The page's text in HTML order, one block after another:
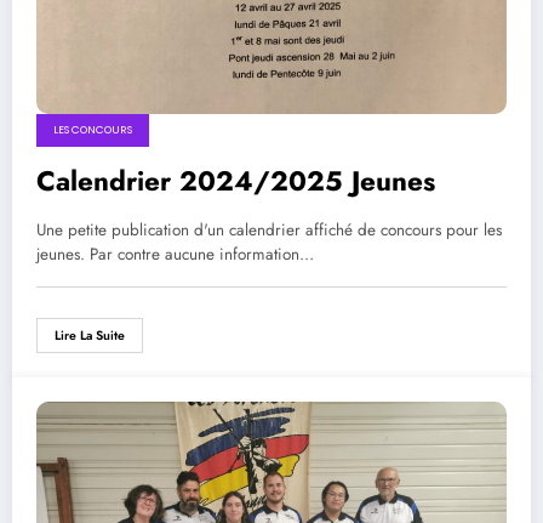
LES CONCOURS
Calendrier 2024/2025 Jeunes
Une petite publication d'un calendrier affiché de concours pour les
jeunes. Par contre aucune information…
Lire La Suite